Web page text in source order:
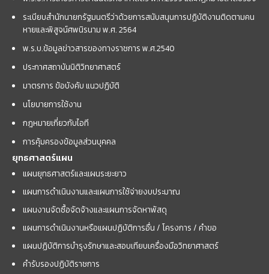
ระเบียบสำนักนายกรัฐมนตรีว่าด้วยการสนับสนุนการปฏิบัติงานติดตามคน
หายและพิสูจน์ศพนิรนาม พ.ศ. 2564
พ.ร.บ.ข้อมูลข่าวสารของทางราชการ พ.ศ.2540
ประกาศสถาบันนิติวิทยาศาสตร์
มาตรการ ข้อบังคับ แนวปฏิบัติ
นโยบายการใช้งาน
กฎหมายเกี่ยวกับไอที
การคุ้มครองข้อมูลส่วนบุคคล
ยุทธศาสตร์แผน
แผนยุทธศาสตร์และแผนระยะยาว
แผนการดำเนินงานและแผนการใช้จ่ายงบประมาณ
แผนงานจัดซื้อจัดจ้างและแผนการจัดหาพัสดุ
แผนการดำเนินงานหรือแผนปฏิบัติการอื่น / โครงการ / คำขอ
แผนปฏิบัติการบำรุงรักษาและสอบเทียบเครื่องมือวิทยาศาสตร์
คำรับรองปฏิบัติราชการ